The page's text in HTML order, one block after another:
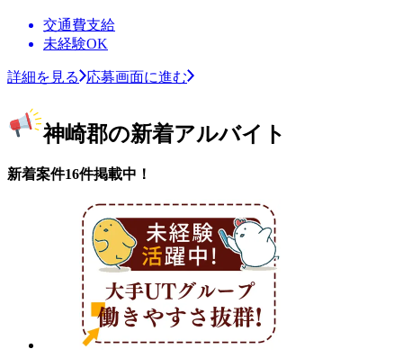
交通費支給
未経験OK
詳細を見る 応募画面に進む
神崎郡の新着アルバイト
新着案件16件掲載中！